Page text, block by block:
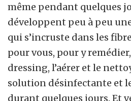
même pendant quelques
développent peu à peu
qui s’incruste dans les
pour vous, pour y
dressing, l’aérer et le
solution désinfectante et
durant quelques jours. Et